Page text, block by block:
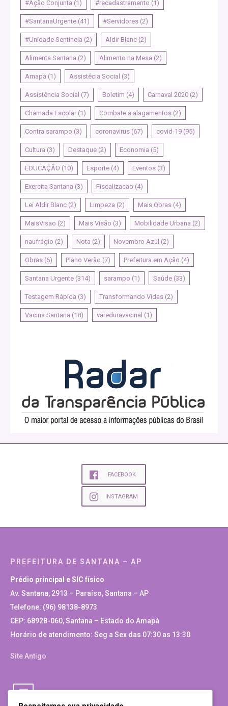
#Ação Conjunta (1) #recadastramento (1)
#SantanaUrgente (41) #Servidores (2)
#Unidade Sentinela (2) Aldir Blanc (2)
Alimenta Santana (2) Alimento na Mesa (2)
Amapá (1) Assistêcia Social (3)
Assistência Social (7) Boletim (4) Carnaval 2020 (2)
Chamada Escolar (1) Combate a alagamentos (2)
Contra sarampo (3) coronavirus (67) covid-19 (95)
Cultura (3) Destaque (2) Economia (5)
EDUCAÇÃO (10) Esporte (4) Eventos (3)
Exercita Santana (3) Fiscalizacao (4)
Lei Aldir Blanc (2) Limpeza (2) Mais Obras (4)
MaisVisao (2) Mais Visão (3) Mobilidade Urbana (2)
naufrágio (2) Nota (2) Novembro Azul (2)
Obras (6) Plano Verão (7) Prefeitura em Ação (4)
Santana Urgente (314) sarampo (1) Saúde (33)
Testagem Rápida (3) Transformando Vidas (2)
Vacina Santana (18) vareduravacinal (1)
FACEBOOK
INSTAGRAM
PREFEITURA DE SANTANA – AP
Prédio principal e SIC físico
Av. Santana, 2913 – Paraíso, Santana – AP
Telefone: (96) 98138-8973
CEP: 68928-060, Santana – Estado do Amapá
Horário de atendimento: Seg a Sex das 07:30 as 13:30
Site Antigo